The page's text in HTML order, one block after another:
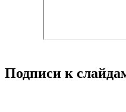
Подписи к